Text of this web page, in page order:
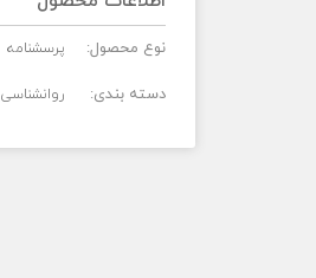
نوع محصول: پرسشنامه
دسته بندی: روانشناسی